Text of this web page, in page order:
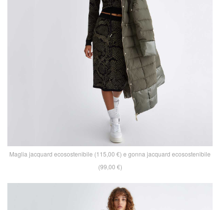
Maglia jacquard ecosostenibile (115,00 €) e gonna jacquard ecosostenibile
(99,00 €)